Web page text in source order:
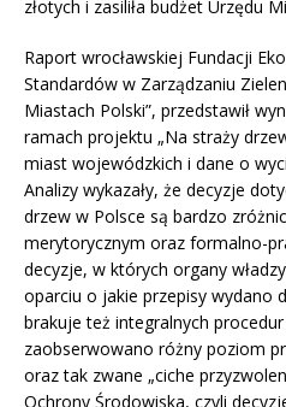
złotych i zasiliła budżet Urzędu
Raport wrocławskiej Fundacji
Standardów w Zarządzaniu
Miastach Polski”, przedstawił
ramach projektu „Na straży
miast wojewódzkich i dane o
Analizy wykazały, że decyzje
drzew w Polsce są bardzo
merytorycznym oraz formalno-
decyzje, w których organy
oparciu o jakie przepisy wydano
brakuje też integralnych
zaobserwowano różny poziom
oraz tak zwane „ciche
Ochrony Środowiska, czyli